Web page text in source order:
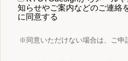
知らせやご案内などのご連絡
に同意する
※同意いただけない場合は、ご申